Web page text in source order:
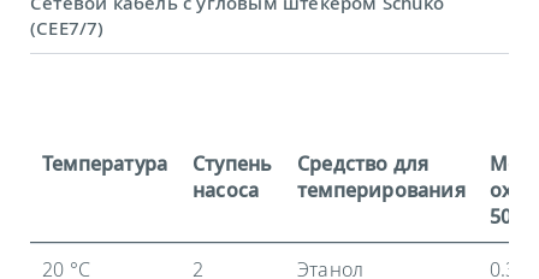
(CEE7/7)
Температура
Ступень
насоса
Средство для
темперирования
50 Гц
20 °C
2 Этанол
0.3